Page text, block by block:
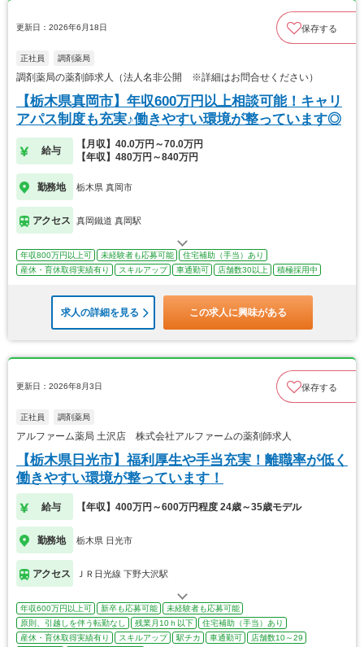
更新日：2026年6月18日 保存する
正社員 調剤薬局
調剤薬局の薬剤師求人（法人名非公開 ※詳細はお問合せください）
【栃木県真岡市】年収600万円以上相談可能！キャリ
アパス制度も充実♪働きやすい環境が整っています◎
給与
【月収】40.0万円～70.0万円
【年収】480万円～840万円
勤務地 栃木県 真岡市
アクセス 真岡鐵道 真岡駅
年収800万円以上可 未経験者も応募可能
住宅補助（手当）あり
産休・育休取得実績有り
スキルアップ 車通勤可 店舗数30以上 積極採用中
求人の詳細を見る この求人に興味がある
更新日：2026年8月3日 保存する
正社員 調剤薬局
アルファーム薬局 土沢店 株式会社アルファームの薬剤師求人
【栃木県日光市】福利厚生や手当充実！離職率が低く
働きやすい環境が整っています！
給与 【年収】400万円～600万円程度 24歳～35歳モデル
勤務地 栃木県 日光市
アクセス ＪＲ日光線 下野大沢駅
年収600万円以上可 新卒も応募可能
未経験者も応募可能
原則、引越しを伴う転勤なし
残業月10ｈ以下
住宅補助（手当）あり
産休・育休取得実績有り
スキルアップ 駅チカ 車通勤可
店舗数10～29